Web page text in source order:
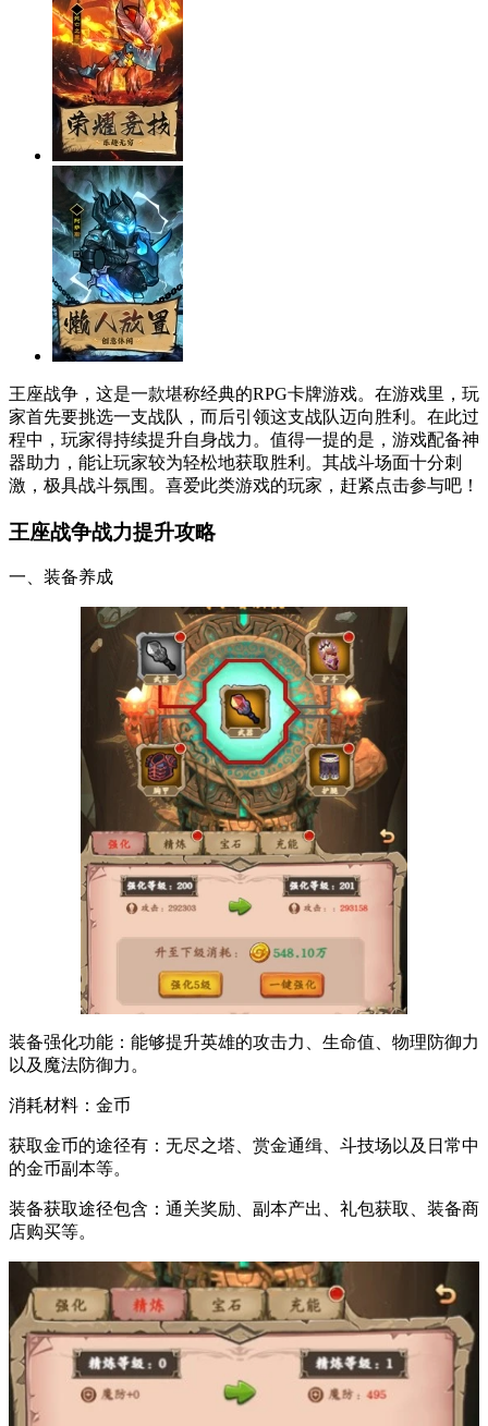
王座战争，这是一款堪称经典的RPG卡牌游戏。在游戏里，玩
家首先要挑选一支战队，而后引领这支战队迈向胜利。在此过
程中，玩家得持续提升自身战力。值得一提的是，游戏配备神
器助力，能让玩家较为轻松地获取胜利。其战斗场面十分刺
激，极具战斗氛围。喜爱此类游戏的玩家，赶紧点击参与吧！
王座战争战力提升攻略
一、装备养成
装备强化功能：能够提升英雄的攻击力、生命值、物理防御力
以及魔法防御力。
消耗材料：金币
获取金币的途径有：无尽之塔、赏金通缉、斗技场以及日常中
的金币副本等。
装备获取途径包含：通关奖励、副本产出、礼包获取、装备商
店购买等。